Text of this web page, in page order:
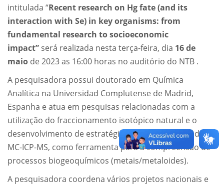
intitulada “Recent research on Hg fate (and its
interaction with Se) in key organisms: from
fundamental research to socioeconomic
impact” será realizada nesta terça-feira, dia 16 de
maio de 2023 as 16:00 horas no auditório do NTB .
A pesquisadora possui doutorado em Química
Analítica na Universidad Complutense de Madrid,
Espanha e atua em pesquisas relacionadas com a
utilização do fraccionamento isotópico natural e o
desenvolvimento de estratégias analíticas utilizando
MC-ICP-MS, como ferramenta para a compreensão de
processos biogeoquímicos (metais/metaloides).
A pesquisadora coordena vários projetos nacionais e